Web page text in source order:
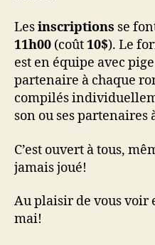
Lesinscriptions se
11h00 (coût10$). Le
est en équipe avec
partenaire à chaque
compilés
son ou ses partenaires
C’est ouvert à tous,
jamais joué!
Au plaisir de vous voir
mai!